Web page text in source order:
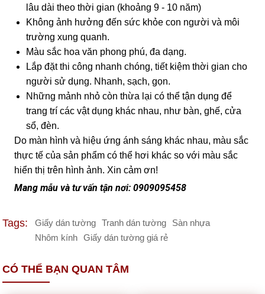
lâu dài theo thời gian (khoảng 9 - 10 năm)
Không ảnh hưởng đến sức khỏe con người và môi
trường xung quanh.
Màu sắc hoa văn phong phú, đa dạng.
Lắp đặt thi công nhanh chóng, tiết kiệm thời gian cho
người sử dụng. Nhanh, sạch, gọn.
Những mảnh nhỏ còn thừa lại có thể tận dụng để
trang trí các vật dụng khác nhau, như bàn, ghế, cửa
sổ, đèn.
Do màn hình và hiệu ứng ánh sáng khác nhau, màu sắc
thực tế của sản phẩm có thể hơi khác so với màu sắc
hiển thị trên hình ảnh. Xin cảm ơn!
Mang mẫu và tư vấn tận nơi: 0909095458
Tags: Giấy dán tường Tranh dán tường
Sàn nhựa
Nhôm kính
Giấy dán tường giá rẻ
CÓ THỂ BẠN QUAN TÂM